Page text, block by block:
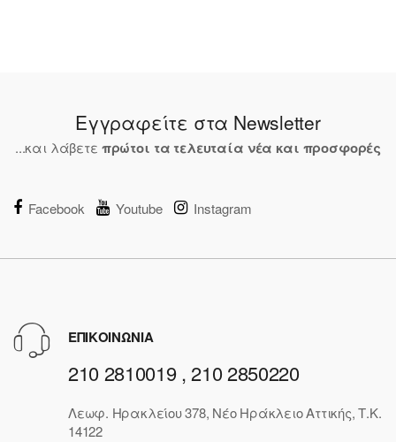
Εγγραφείτε στα Newsletter
...και λάβετε πρώτοι τα τελευταία νέα και προσφορές
Facebook Youtube Instagram
ΕΠΙΚΟΙΝΩΝΙΑ
210 2810019 , 210 2850220
Λεωφ. Ηρακλείου 378, Νέο Ηράκλειο Αττικής, Τ.Κ.
14122